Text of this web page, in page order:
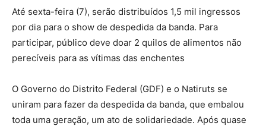
Até sexta-feira (7), serão distribuídos 1,5 mil ingressos
por dia para o show de despedida da banda. Para
participar, público deve doar 2 quilos de alimentos não
perecíveis para as vítimas das enchentes
O Governo do Distrito Federal (GDF) e o Natiruts se
uniram para fazer da despedida da banda, que embalou
toda uma geração, um ato de solidariedade. Após quase